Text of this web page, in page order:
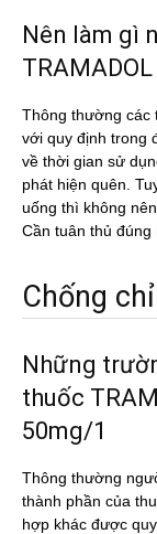
Nên làm gì
TRAMADOL
Thông thường các
với quy định trong
về thời gian sử
phát hiện quên.
uống thì không
Cần tuân thủ đúng
Chống
Những
thuốc
50mg/1
Thông thường
thành phần của
hợp khác được